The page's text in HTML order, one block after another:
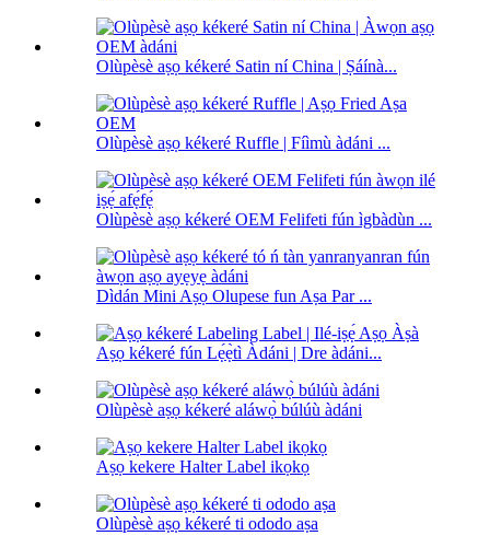
Olùpèsè aṣọ kékeré Satin ní China | Ṣáínà...
Olùpèsè aṣọ kékeré Ruffle | Fíìmù àdáni ...
Olùpèsè aṣọ kékeré OEM Felifeti fún ìgbàdùn ...
Dìdán Mini Aṣọ Olupese fun Aṣa Par ...
Aṣọ kékeré fún Lẹ́ẹ̀tì Àdáni | Dre àdáni...
Olùpèsè aṣọ kékeré aláwọ̀ búlúù àdáni
Aṣọ kekere Halter Label ikọkọ
Olùpèsè aṣọ kékeré ti ododo aṣa